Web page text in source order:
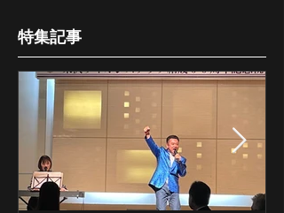
特集記事